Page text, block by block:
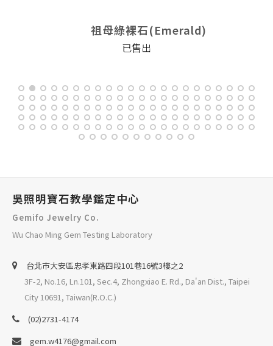
祖母綠裸石(Emerald)
已售出
吳照明寶石教學鑑定中心
Gemifo Jewelry Co.
Wu Chao Ming Gem Testing Laboratory
台北巿大安區忠孝東路四段101巷16號3樓之2
3F-2, No.16, Ln.101, Sec.4, Zhongxiao E. Rd., Da'an Dist., Taipei
City 10691, Taiwan(R.O.C.)
(02)2731-4174
gem.w4176@gmail.com